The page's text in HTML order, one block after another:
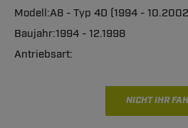
A8 - Typ 4D (1994 -
1994 - 12.1998
NICHT IHR